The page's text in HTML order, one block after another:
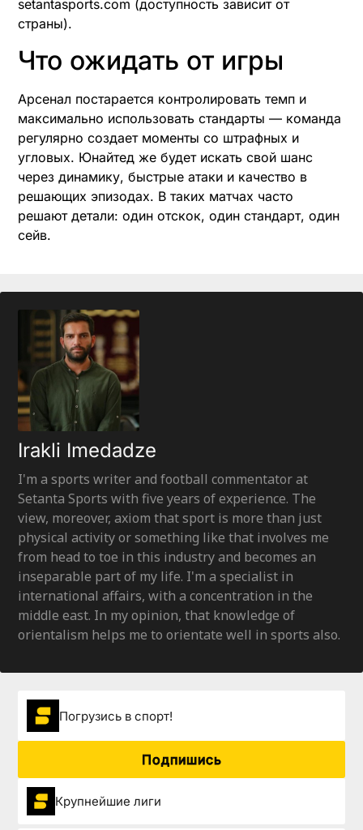
setantasports.com (доступность зависит от
страны).
Что ожидать от игры
Арсенал постарается контролировать темп и
максимально использовать стандарты — команда
регулярно создает моменты со штрафных и
угловых. Юнайтед же будет искать свой шанс
через динамику, быстрые атаки и качество в
решающих эпизодах. В таких матчах часто
решают детали: один отскок, один стандарт, один
сейв.
Irakli Imedadze
I'm a sports writer and football commentator at
Setanta Sports with five years of experience. The
view, moreover, axiom that sport is more than just
physical activity or something like that involves me
from head to toe in this industry and becomes an
inseparable part of my life. I'm a specialist in
international affairs, with a concentration in the
middle east. In my opinion, that knowledge of
orientalism helps me to orientate well in sports also.
Погрузиcь в спорт!
Подпишись
Крупнейшие лиги